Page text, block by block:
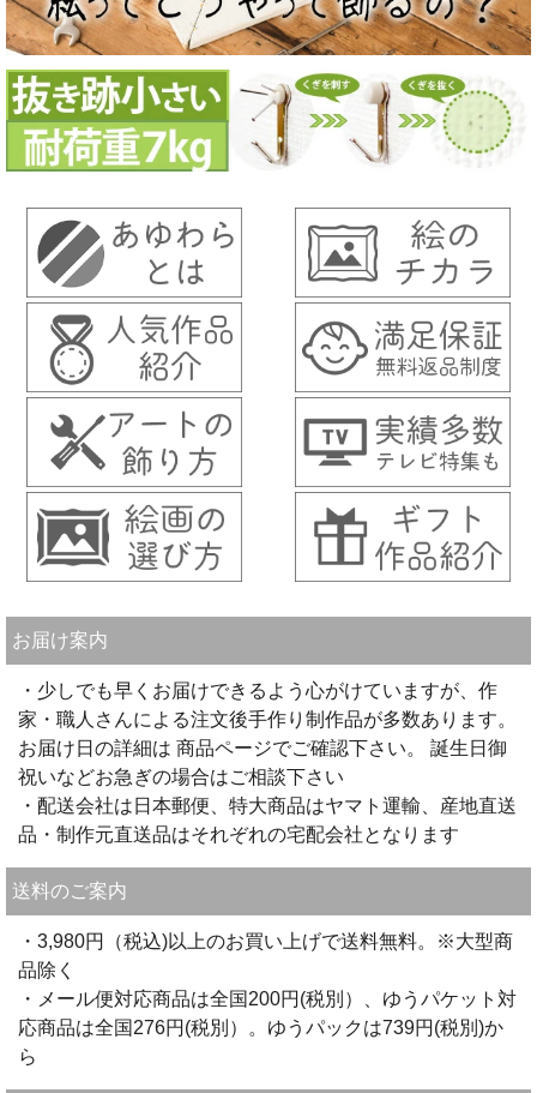
お届け案内
・少しでも早くお届けできるよう心がけていますが、作
家・職人さんによる注文後手作り制作品が多数あります。
お届け日の詳細は 商品ページでご確認下さい。 誕生日御
祝いなどお急ぎの場合はご相談下さい
・配送会社は日本郵便、特大商品はヤマト運輸、産地直送
品・制作元直送品はそれぞれの宅配会社となります
送料のご案内
・3,980円（税込)以上のお買い上げで送料無料。※大型商
品除く
・メール便対応商品は全国200円(税別）、ゆうパケット対
応商品は全国276円(税別）。ゆうパックは739円(税別)か
ら